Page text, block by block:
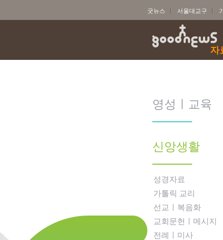
굿뉴스 서울대교구
자
영성ㅣ교육
신앙생활
성경자료
가톨릭 교리
선교ㅣ복음화
교회문헌ㅣ메시지
전례ㅣ미사